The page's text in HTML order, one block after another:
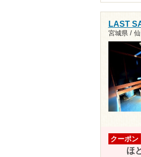
LAST
宮城県 /
クーポン
ほ